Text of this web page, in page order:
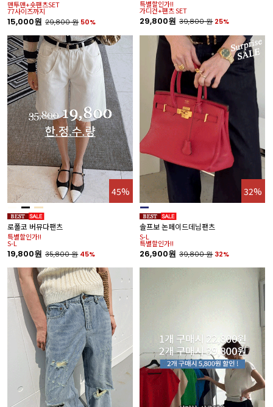
맨투맨+숏팬츠SET
77사이즈까지
15,000원 29,800원 50%
특별할인가!!
가디건+팬츠 SET
29,800원 39,800원 25%
45%
로폴코 버뮤다팬츠
특별할인가!!
S-L
19,800원 35,800원 45%
32%
솔프보 논페이드데님팬츠
S-L
특별할인가!!
26,900원 39,800원 32%